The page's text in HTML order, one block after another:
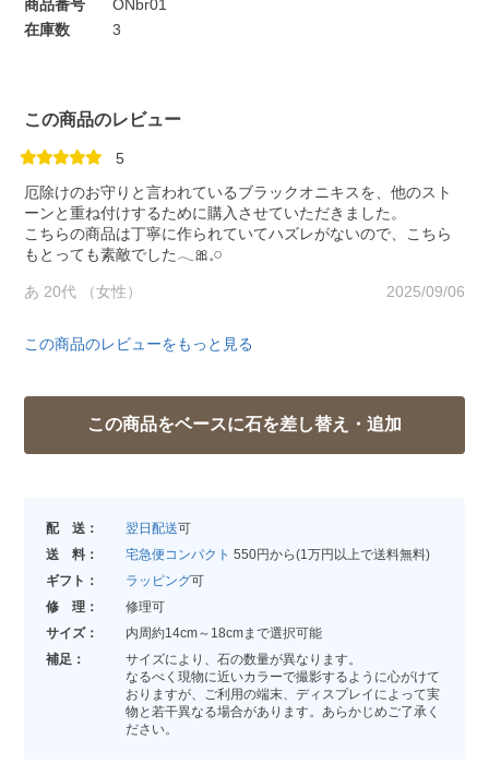
商品番号
ONbr01
在庫数
3
この商品のレビュー
5
厄除けのお守りと言われているブラックオニキスを、他のスト
ーンと重ね付けするために購入させていただきました。
こちらの商品は丁寧に作られていてハズレがないので、こちら
もとっても素敵でした𓂃🎀𓈒𓏸
あ 20代 （女性） 2025/09/06
この商品のレビューをもっと見る
配 送： 翌日配送可
送 料：
宅急便コンパクト 550円から(1万円以上で送料無料)
ギフト：
ラッピング可
修 理：
修理可
サイズ：
内周約14cm～18cmまで選択可能
補足：
サイズにより、石の数量が異なります。
なるべく現物に近いカラーで撮影するように心がけて
おりますが、ご利用の端末、ディスプレイによって実
物と若干異なる場合があります。あらかじめご了承く
ださい。